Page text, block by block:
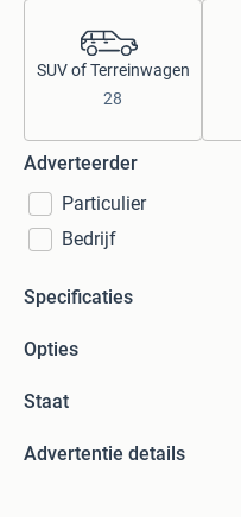
SUV of Terreinwagen
28
Adverteerder
Particulier
Bedrijf
Specificaties
Opties
Staat
Advertentie details